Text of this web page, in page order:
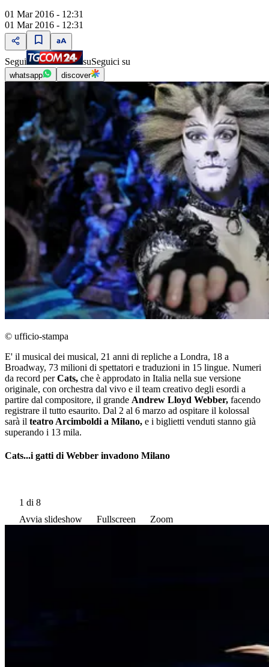
01 Mar 2016 - 12:31
01 Mar 2016 - 12:31
Segui suSeguici su
whatsapp discover
© ufficio-stampa
E' il musical dei musical, 21 anni di repliche a Londra, 18 a
Broadway, 73 milioni di spettatori e traduzioni in 15 lingue. Numeri
da record perCats, che è approdato in Italia nella sue versione
originale, con orchestra dal vivo e il team creativo degli esordi a
partire dal compositore, il grande Andrew Lloyd Webber, facendo
registrare il tutto esaurito. Dal 2 al 6 marzo ad ospitare il kolossal
sarà il teatro Arcimboldi a Milano, e i biglietti venduti stanno già
superando i 13 mila.
Cats...i gatti di Webber invadono Milano
1 di 8
Avvia slideshow
Fullscreen Zoom